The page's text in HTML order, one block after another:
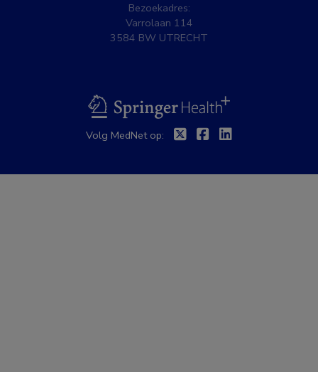
Bezoekadres:
Varrolaan 114
3584 BW UTRECHT
BSL
Volg MedNet op: TwitterFacebook
Linkedin